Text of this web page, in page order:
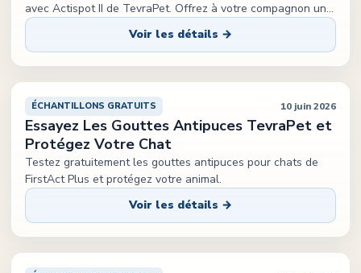
avec Actispot II de TevraPet. Offrez à votre compagnon un...
Voir les détails →
ÉCHANTILLONS GRATUITS 10 juin 2026
Essayez Les Gouttes Antipuces TevraPet et
Protégez Votre Chat
Testez gratuitement les gouttes antipuces pour chats de
FirstAct Plus et protégez votre animal.
Voir les détails →